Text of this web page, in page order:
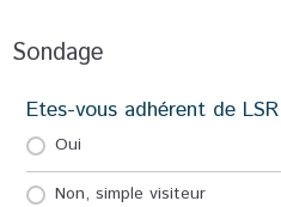
Sondage
Etes-vous adhérent de
Oui
Non, simple visiteur